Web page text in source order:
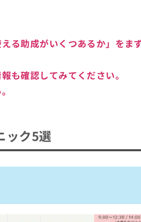
える助成がいくつあるか」 をま
も確認してみてください。
ック5選